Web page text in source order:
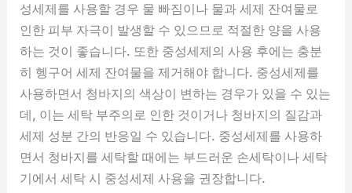
성세제를 사용할 경우 물 빠짐이나 물과 세제 잔여물로
인한 피부 자극이 발생할 수 있으므로 적절한 양을 사용
하는 것이 좋습니다. 또한 중성세제의 사용 후에는 충분
히 헹구어 세제 잔여물을 제거해야 합니다. 중성세제를
사용하면서 청바지의 색상이 변하는 경우가 있을 수 있는
데, 이는 세탁 부주의로 인한 것이거나 청바지의 질감과
세제 성분 간의 반응일 수 있습니다. 중성세제를 사용하
면서 청바지를 세탁할 때에는 부드러운 손세탁이나 세탁
기에서 세탁 시 중성세제 사용을 권장합니다.